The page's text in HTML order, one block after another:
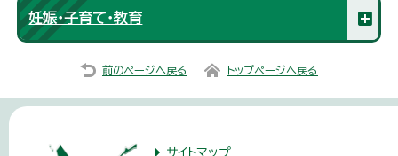
妊娠・子育て・教育
前のページへ戻る トップページへ戻る
サイトマップ